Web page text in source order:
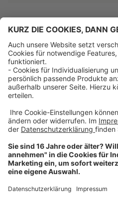
Über uns
Dehner Unternehmen
Jobs bei Dehner